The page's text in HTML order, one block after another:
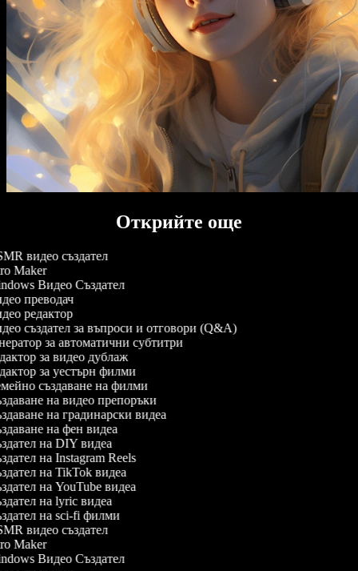
Открийте още
видео създател
Maker
Видео Създател
преводач
редактор
създател за въпроси и отговори (Q&A)
за автоматични субтитри
за видео дублаж
за уестърн филми
създаване на филми
на видео препоръки
на градинарски видеа
на фен видеа
на DIY видеа
на Instagram Reels
на TikTok видеа
на YouTube видеа
на lyric видеа
на sci-fi филми
видео създател
Maker
Видео Създател